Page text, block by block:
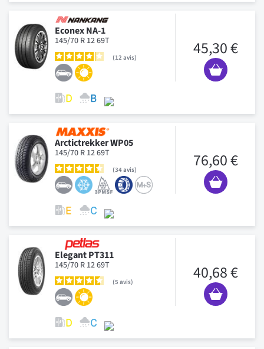
Econex NA-1
145/70 R 12 69T
12 avis 45,30 €
Arctictrekker WP05
145/70 R 12 69T
34avis 76,60 €
Elegant PT311
145/70 R 12 69T
5 avis 40,68 €